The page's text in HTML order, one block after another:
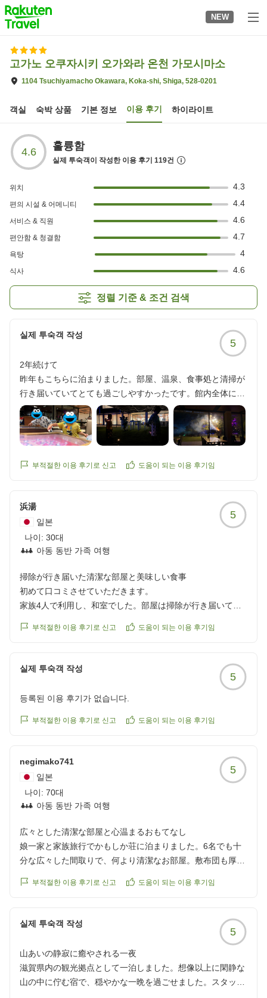
to
top
page
NEW
고가노 오쿠자시키 오가와라 온천 가모시마소
1104 Tsuchiyamacho Okawara, Koka-shi, Shiga, 528-0201
객실 숙박 상품 기본 정보 이용 후기 하이라이트
4.6 훌륭함
실제 투숙객이 작성한 이용 후기 119건
위치 4.3
편의 시설 & 어메니티 4.4
서비스 & 직원 4.6
편안함 & 청결함 4.7
욕탕 4
식사 4.6
정렬 기준 & 조건 검색
실제 투숙객 작성
5
2年続けて
昨年もこちらに泊まりました。部屋、温泉、食事処と清掃が
行き届いていてとても過ごしやすかったです。館内全体にエ
アコンが効いているため、お風呂から上がって部屋に戻るま
での移動も涼しく快適です。お風呂はどちらかと言うとコン
パクトで浴槽もあまり広くはありませんが宿泊の部屋数も少
ホテルに早めにチェックインし、部屋に荷物を置いてから徒
きな海老フライやハンバーグととても美味しそうでした。
朝ごはんは健康的な和食で白ご飯のおかわりが自由でした。
お腹も心も満たされてチェックアウトしました。
スタッフの方も皆さん優しく接してくださいます。
があればまた利用させていただきたいです。
クチコミの詳細はこちらから
https://review.travel.rakuten.co.jp/hotel/voice/142623?
reviewId=33123478384015
부적절한 이용 후기로 신고 도움이 되는 이용 후기임
浜湯
일본
나이: 30대
아동 동반 가족 여행
5
掃除が行き届いた清潔な部屋と美味しい食事
初めて口コミさせていただきます。
家族4人で利用し、和室でした。部屋は掃除が行き届いてお
よく過ごせました。
ャンプのお客さんが多そうだったため夜と朝に利用しまし
宿泊前にすぐ近くの河原で遊びましたが、水が冷たく暑い日
にちょうどよかったです。スタッフの方々は温かく細かな気
遣いを感じる接客で、良かったです。
昼食のバーベキューはお肉、海鮮、野菜がバランスよく盛ら
れていました。夕食、朝食はレストランでいただきました
が、地元の食材が使われていて非常に美味しかったです。
また利用させていただきます。
https://review.travel.rakuten.co.jp/hotel/voice/142623?
reviewId=33123478358223
부적절한 이용 후기로 신고 도움이 되는 이용 후기임
실제 투숙객 작성
5
등록된 이용 후기가 없습니다.
부적절한 이용 후기로 신고 도움이 되는 이용 후기임
negimako741
일본
나이: 70대
아동 동반 가족 여행
5
広々とした清潔な部屋と心温まるおもてなし
娘一家と家族旅行でかもしか荘に泊まりました。6名でも十
分な広々した間取りで、何より清潔なお部屋。敷布団も厚め
大変気持ち良いと他のお客さんも口にされていました。夕食
忍者との写真撮影など楽しい一時を過ごすことができまし
た。朝食は絶景を背景に久しぶりに新鮮な生卵のかけご飯を
頂き大満足。とにかく、スタッフの皆様の親切な対応、きめ
細かいおもてなしに感謝感激。機会あれば、また是非再訪し
たいと思います。
クチコミの詳細はこちらから
부적절한 이용 후기로 신고 도움이 되는 이용 후기임
실제 투숙객 작성
5
山あいの静寂に癒やされる一夜
滋賀県内の観光拠点として一泊しました。想像以上に閑静な
山の中に佇む宿で、穏やかな一晩を過ごせました。スタッフ